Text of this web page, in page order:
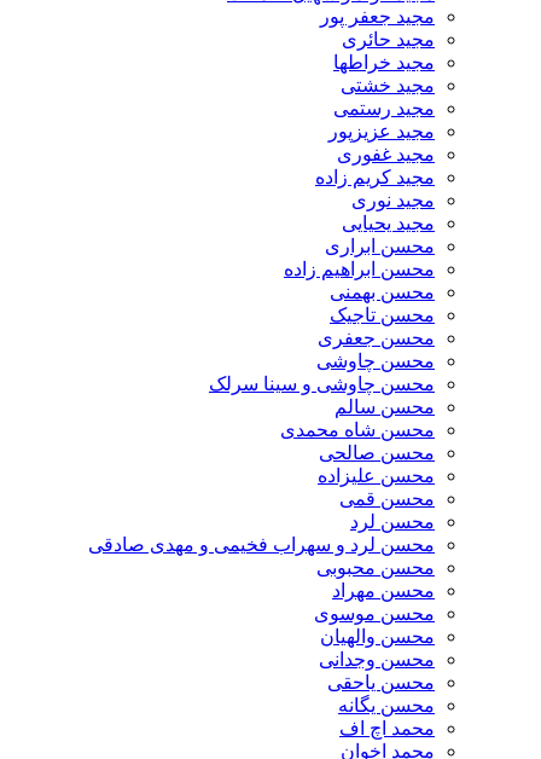
مجید جعفر پور
مجید حائری
مجید خراطها
مجید خشتی
مجید رستمی
مجید عزیزپور
مجید غفوری
مجید کریم زاده
مجید نوری
مجید یحیایی
محسن ابراری
محسن ابراهیم زاده
محسن بهمنی
محسن تاجیک
محسن جعفری
محسن چاوشی
محسن چاوشی و سینا سرلک
محسن سالم
محسن شاه محمدی
محسن صالحی
محسن علیزاده
محسن قمی
محسن لرد
محسن لرد و سهراب فخیمی و مهدی صادقی
محسن محبوبی
محسن مهراد
محسن موسوی
محسن والهیان
محسن وجدانی
محسن یاحقی
محسن یگانه
محمد اچ اف
محمد اخوان